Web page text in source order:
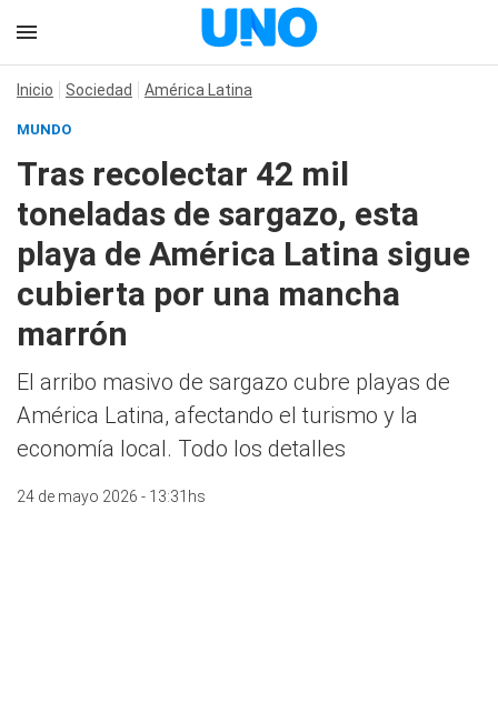
Inicio Sociedad América Latina
MUNDO
Tras recolectar 42 mil
toneladas de sargazo, esta
playa de América Latina sigue
cubierta por una mancha
marrón
El arribo masivo de sargazo cubre playas de
América Latina, afectando el turismo y la
economía local. Todo los detalles
24 de mayo 2026 - 13:31hs